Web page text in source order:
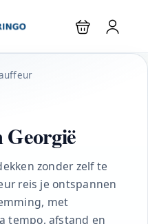
zonder zelf te
reis je ontspannen
met
tempo, afstand en